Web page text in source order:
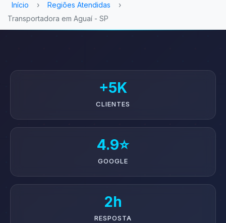
Início › Regiões Atendidas
›
Transportadora em Aguaí - SP
+5K
CLIENTES
4.9⭐
GOOGLE
2h
RESPOSTA